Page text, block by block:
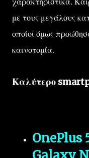
με τους μεγάλους
οποίοι όμως
καινοτομία.
Καλύτερο
OnePlus